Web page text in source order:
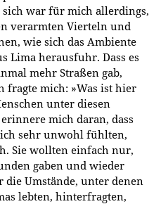
war für mich allerdings,
verarmten Vierteln und
wie sich das Ambiente
Lima herausfuhr. Dass es
mehr Straßen gab,
fragte mich: »Was ist hier
unter diesen
mich daran, dass
sehr unwohl fühlten,
Sie wollten einfach nur,
gaben und wieder
die Umstände, unter denen
lebten, hinterfragten,